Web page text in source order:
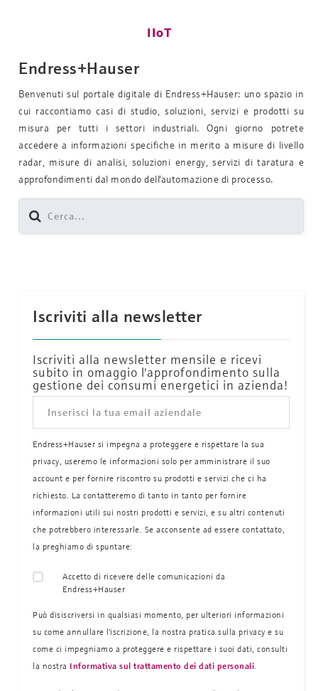
IIoT
Endress+Hauser
Benvenuti sul portale digitale di Endress+Hauser: uno spazio in
cui raccontiamo casi di studio, soluzioni, servizi e prodotti su
misura per tutti i settori industriali. Ogni giorno potrete
accedere a informazioni specifiche in merito a misure di livello
radar, misure di analisi, soluzioni energy, servizi di taratura e
approfondimenti dal mondo dell'automazione di processo.
Iscriviti alla newsletter
Iscriviti alla newsletter mensile e ricevi
subito in omaggio l'approfondimento sulla
gestione dei consumi energetici in azienda!
Endress+Hauser si impegna a proteggere e rispettare la sua
privacy, useremo le informazioni solo per amministrare il suo
account e per fornire riscontro su prodotti e servizi che ci ha
richiesto. La contatteremo di tanto in tanto per fornire
informazioni utili sui nostri prodotti e servizi, e su altri contenuti
che potrebbero interessarle. Se acconsente ad essere contattato,
la preghiamo di spuntare:
Accetto di ricevere delle comunicazioni da
Endress+Hauser
Può disiscriversi in qualsiasi momento, per ulteriori informazioni
su come annullare l'iscrizione, la nostra pratica sulla privacy e su
come ci impegniamo a proteggere e rispettare i suoi dati, consulti
la nostra Informativa sul trattamento dei dati personali